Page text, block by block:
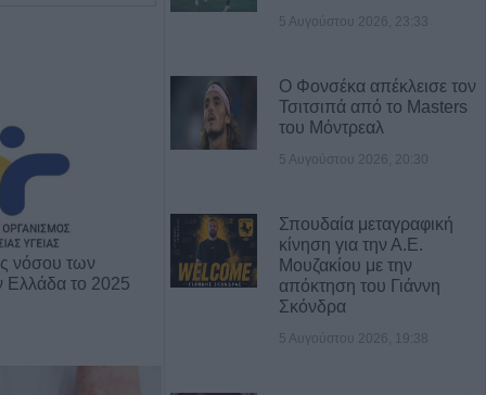
νόσου των
Ελλάδα το 2025
5 Αυγούστου 2026, 23:33
Ο Φονσέκα απέκλεισε τον
Τσιτσιπά από το Masters
του Μόντρεαλ
5 Αυγούστου 2026, 20:30
Σπουδαία μεταγραφική
κίνηση για την Α.Ε.
Μουζακίου με την
απόκτηση του Γιάννη
Σκόνδρα
5 Αυγούστου 2026, 19:38